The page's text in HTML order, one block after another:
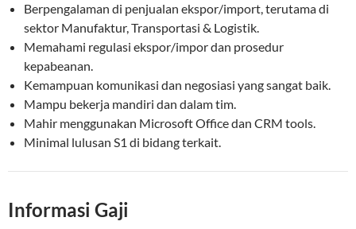
Berpengalaman di penjualan ekspor/import, terutama di
sektor Manufaktur, Transportasi & Logistik.
Memahami regulasi ekspor/impor dan prosedur
kepabeanan.
Kemampuan komunikasi dan negosiasi yang sangat baik.
Mampu bekerja mandiri dan dalam tim.
Mahir menggunakan Microsoft Office dan CRM tools.
Minimal lulusan S1 di bidang terkait.
Informasi Gaji